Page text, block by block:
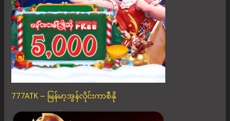
777ATK – မြန်မာ့အွန်လိုင်းကာစီနို